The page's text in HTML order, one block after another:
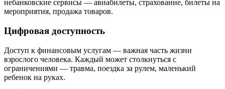
небанковские сервисы — авиабилеты, страхование, билеты на
мероприятия, продажа товаров.
Цифровая доступность
Доступ к финансовым услугам — важная часть жизни
взрослого человека. Каждый может столкнуться с
ограничениями — травма, поездка за рулем, маленький
ребенок на руках.